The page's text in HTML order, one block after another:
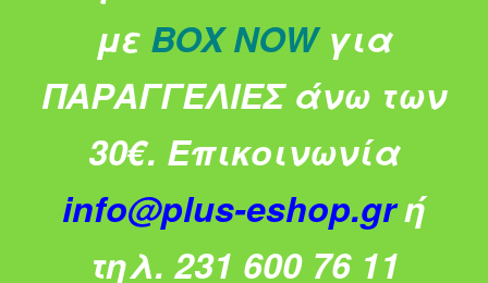
με BOX NOW για
ΠΑΡΑΓΓΕΛΙΕΣ άνω των
30€. Επικοινωνία
info@plus-eshop.grή
τηλ. 231 600 76 11